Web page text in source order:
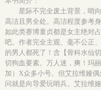
星际不完全废土背景，哨
高洁且男全处。高洁程度参考
如此类赛博童贞都是女主绝对
吧。作者完全主观、毫不公正
的男人都死了！含【骨科水仙
切狗血要素。万人迷，爽！玛
加）X众多小号。但艾拉维娅
问就是向导爱玩哨兵。艾拉维